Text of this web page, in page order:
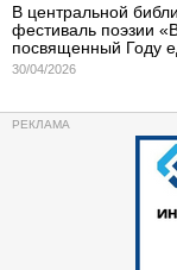
В центральной
фестиваль поэзии
посвященный Году
30/04/2026